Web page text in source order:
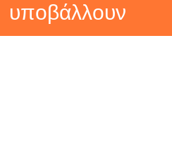
υποβάλλουν